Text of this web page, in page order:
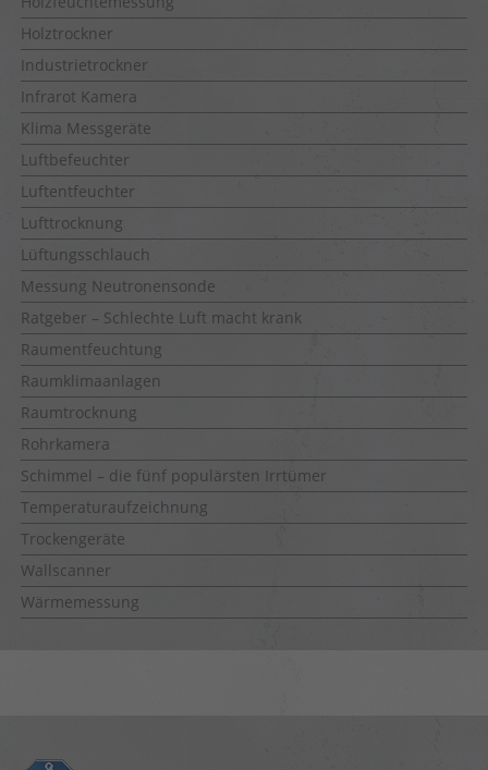
Holztrockner
Industrietrockner
Infrarot Kamera
Klima Messgeräte
Luftbefeuchter
Luftentfeuchter
Lufttrocknung
Lüftungsschlauch
Messung Neutronensonde
Ratgeber – Schlechte Luft macht krank
Raumentfeuchtung
Raumklimaanlagen
Raumtrocknung
Rohrkamera
Schimmel – die fünf populärsten Irrtümer
Temperaturaufzeichnung
Trockengeräte
Wallscanner
Wärmemessung